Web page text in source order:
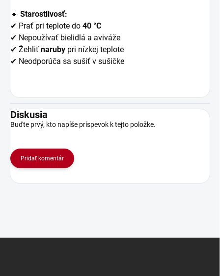
🔹 Starostlivosť:
✔ Prať pri teplote do 40 °C
✔ Nepoužívať bielidlá a aviváže
✔ Žehliť naruby pri nízkej teplote
✔ Neodporúča sa sušiť v sušičke
Diskusia
Buďte prvý, kto napíše príspevok k tejto položke.
Pridať komentár